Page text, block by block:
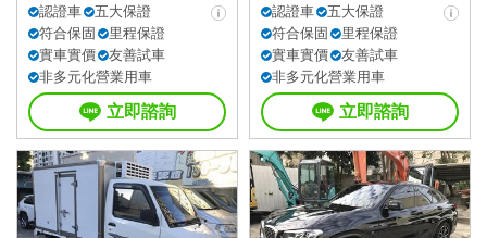
認證車
五大保證
符合保固
里程保證
實車實價
友善試車
非多元化營業用車
立即諮詢
認證車
五大保證
符合保固
里程保證
實車實價
友善試車
非多元化營業用車
立即諮詢